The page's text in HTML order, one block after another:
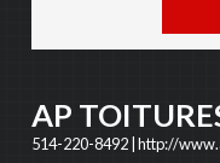
AP
514-220-8492|http://